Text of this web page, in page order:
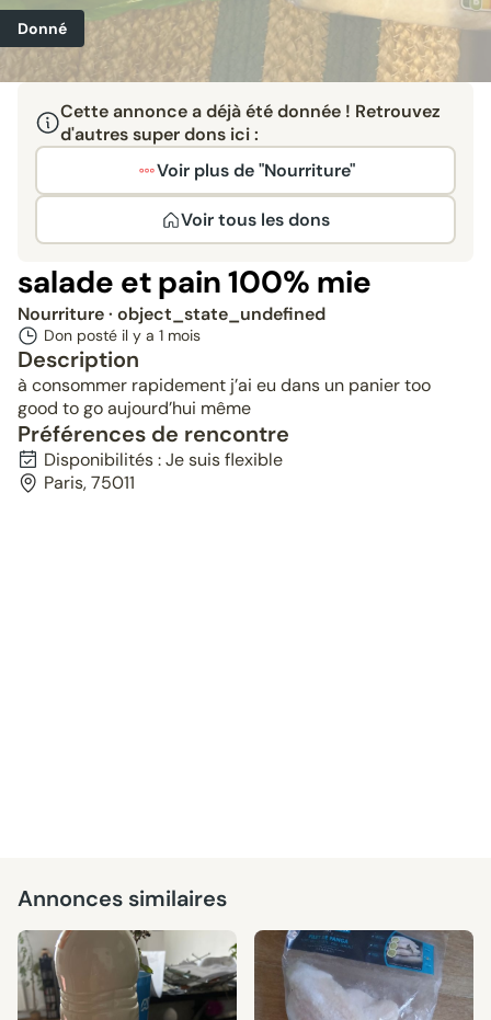
Donné
Cette annonce a déjà été donnée ! Retrouvez
d'autres super dons ici :
Voir plus de "Nourriture"
Voir tous les dons
salade et pain 100% mie
Nourriture· object_state_undefined
Don posté il y a 1 mois
Description
à consommer rapidement j’ai eu dans un panier too
good to go aujourd’hui même
Préférences de rencontre
Disponibilités : Je suis flexible
Paris, 75011
Annonces similaires